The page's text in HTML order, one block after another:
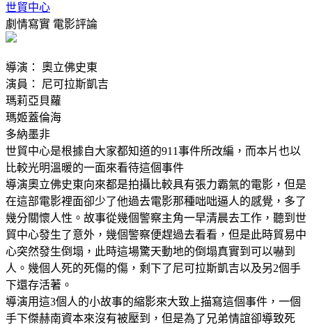
世貿中心
劇情寫實 電影評論
導演： 奧立佛史東
演員： 尼可拉斯凱吉
瑪莉亞貝蘿
瑪姬蓋倫海
多納墨非
世貿中心是根據自大家都知道的911事件所改編，而本片也以
比較光明溫暖的一面來看待這個事件
導演奧立佛史東向來都是拍攝比較具有張力霸氣的電影，但是
在這部電影裡面卻少了他過去電影那種咄咄逼人的感覺，多了
幾分關懷人性。故事從幾個警察主角一早清晨去工作，聽到世
貿中心發生了意外，幾個警察便趕過去看看，但是此時貿易中
心突然發生倒塌，此時這場驚天動地的倒塌真實到可以嚇到
人。幾個人死的死傷的傷，剩下了尼可拉斯凱吉以及另2個手
下還存活著。
導演用這3個人的小故事的縮影來大致上描寫這個事件，一個
手下傑赫南資本來沒有被壓到，但是為了兄弟情誼卻導致死